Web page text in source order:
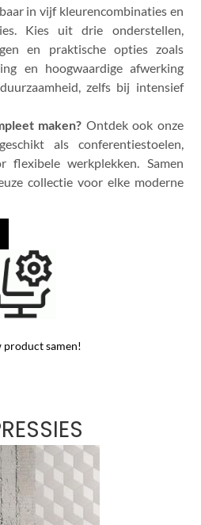
in vijf kleurencombinaties en
Kies uit drie onderstellen,
en praktische opties zoals
en hoogwaardige afwerking
zelfs bij intensief
maken? Ontdek ook onze
als conferentiestoelen,
flexibele werkplekken. Samen
collectie voor elke moderne
product samen!